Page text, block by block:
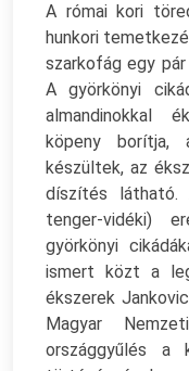
A római kori
hunkori
szarkofág egy
A györkönyi
almandinokkal
köpeny borítja,
készültek, az
díszítés
tenger-vidéki)
györkönyi
ismert közt a
ékszerek
Magyar
országgyűlés a